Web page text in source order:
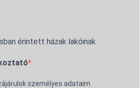
érintett házak lakóinak
személyes adataim